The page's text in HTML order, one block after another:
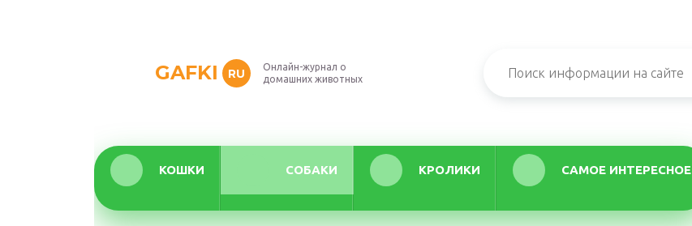
GAFKI RU
Онлайн-журнал о
домашних животных
КОШКИ СОБАКИ КРОЛИКИ САМОЕ ИНТЕРЕСНОЕ